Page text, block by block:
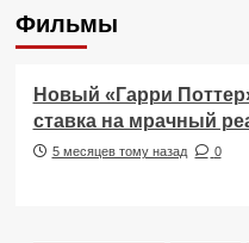
Фильмы
Фильмы
Новый «Гарри
ставка на мрачный
5 месяцев тому назад 0